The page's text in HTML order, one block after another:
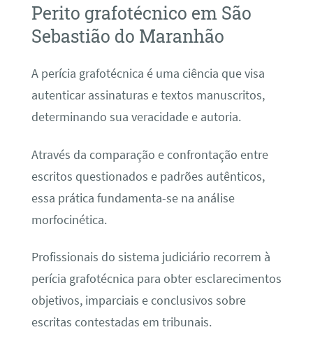
Perito grafotécnico em São
Sebastião do Maranhão
A perícia grafotécnica é uma ciência que visa
autenticar assinaturas e textos manuscritos,
determinando sua veracidade e autoria.
Através da comparação e confrontação entre
escritos questionados e padrões autênticos,
essa prática fundamenta-se na análise
morfocinética.
Profissionais do sistema judiciário recorrem à
perícia grafotécnica para obter esclarecimentos
objetivos, imparciais e conclusivos sobre
escritas contestadas em tribunais.